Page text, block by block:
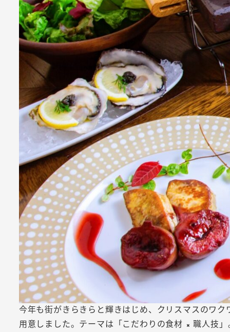
今年も街がきらきらと輝きはじめ、クリスマスのワ
用意しました。テーマは「こだわりの食材 × 職人技